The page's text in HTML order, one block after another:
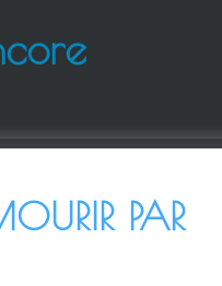
PAR